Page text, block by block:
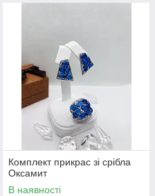
Комплект прикрас зі срібла
Оксамит
В наявності